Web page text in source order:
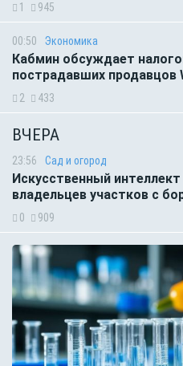
1 945
00:50 Экономика
Кабмин обсуждает
пострадавших продавцов
2 433
ВЧЕРА
23:56 Сад и огород
Искусственный
владельцев участков с
0 909